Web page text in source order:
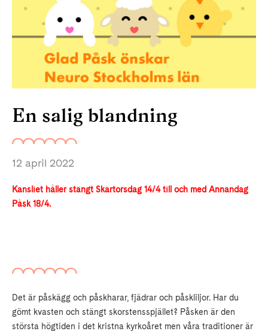
En salig blandning
12 april 2022
Kansliet håller stängt Skärtorsdag 14/4 till och med Annandag
Påsk 18/4.
Det är påskägg och påskharar, fjädrar och påskliljor. Har du
gömt kvasten och stängt skorstensspjället? Påsken är den
största högtiden i det kristna kyrkoåret men våra traditioner är